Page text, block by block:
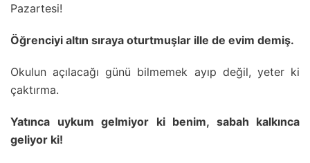
Pazartesi!
Öğrenciyi altın sıraya oturtmuşlar ille de evim demiş.
Okulun açılacağı günü bilmemek ayıp değil, yeter ki
çaktırma.
Yatınca uykum gelmiyor ki benim, sabah kalkınca
geliyor ki!